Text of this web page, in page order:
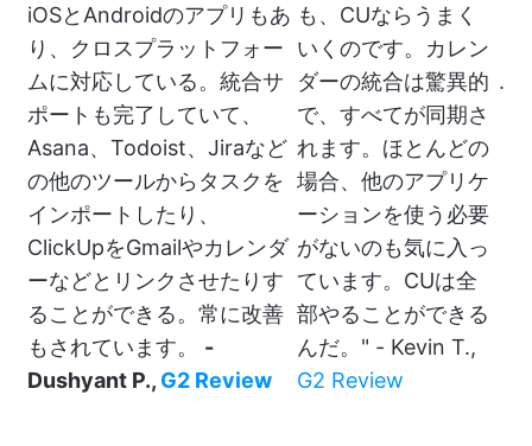
iOSとAndroidのアプリもあ
り、クロスプラットフォー
ムに対応している。統合サ
ポートも完了していて、
Asana、Todoist、Jiraなど
の他のツールからタスクを
インポートしたり、
ClickUpをGmailやカレンダ
ーなどとリンクさせたりす
ることができる。常に改善
もされています。 -
Dushyant P., G2 Review
も、CUならうまく
いくのです。カレン
ダーの統合は驚異的
で、すべてが同期さ
れます。ほとんどの
場合、他のアプリケ
ーションを使う必要
がないのも気に入っ
ています。CUは全
部やることができる
んだ。" - Kevin T.,
G2 Review
.